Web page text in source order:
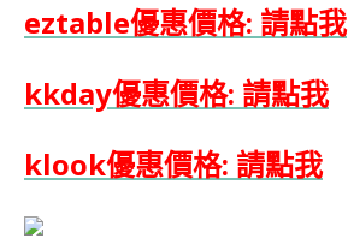
eztable優惠價格: 請點我
kkday優惠價格: 請點我
klook優惠價格: 請點我